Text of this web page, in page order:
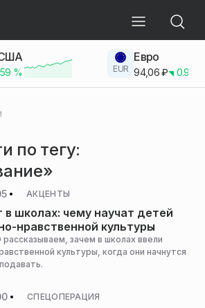
% EUR
Евро
94,06₽ 0.93
по тегу:
АКЦЕНТЫ
школах: чему научат детей
нравственной культуры
зачем в школах ввели
культуры, когда они начнутся
СПЕЦОПЕРАЦИЯ